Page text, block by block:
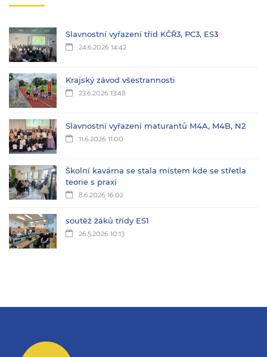
Slavnostní vyřazení tříd KČŘ3, PC3, ES3
24.6.2026 14:42
Krajský závod všestrannosti
23.6.2026 13:48
Slavnostní vyřazení maturantů M4A, M4B, N2
11.6.2026 11:00
Školní kavárna se stala místem kde se střetla
teorie s praxí
8.6.2026 16:02
soutěž žáků třídy ES1
26.5.2026 10:13